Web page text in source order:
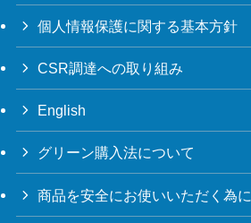
個人情報保護に関する基本方針
CSR調達への取り組み
English
グリーン購入法について
商品を安全にお使いいただく為に